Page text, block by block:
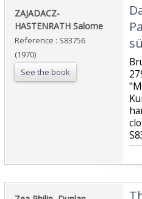
‎ZAJADACZ-
HASTENRATH Salome‎
Reference : S83756
(1970)
See the book